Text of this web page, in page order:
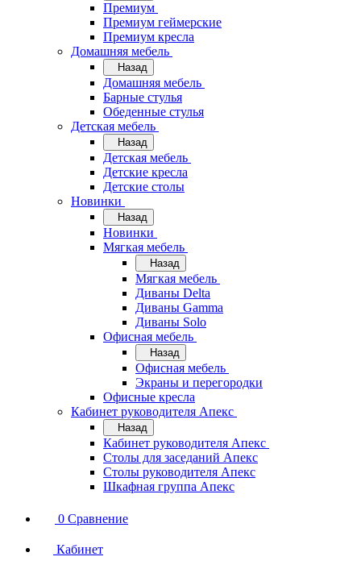
Премиум
Премиум геймерские
Премиум кресла
Домашняя мебель
Назад
Домашняя мебель
Барные стулья
Обеденные стулья
Детская мебель
Назад
Детская мебель
Детские кресла
Детские столы
Новинки
Назад
Новинки
Мягкая мебель
Назад
Мягкая мебель
Диваны Delta
Диваны Gamma
Диваны Solo
Офисная мебель
Назад
Офисная мебель
Экраны и перегородки
Офисные кресла
Кабинет руководителя Апекс
Назад
Кабинет руководителя Апекс
Столы для заседаний Апекс
Столы руководителя Апекс
Шкафная группа Апекс
0 Сравнение
Кабинет